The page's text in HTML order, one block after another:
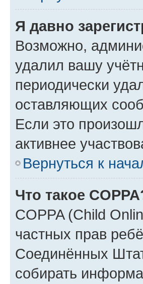
Я давно
Возможно,
удалил вашу
периодически
оставляющих
Если это
активнее
Вернуться к
Что такое
COPPA (Child
частных прав
Соединённых
собирать